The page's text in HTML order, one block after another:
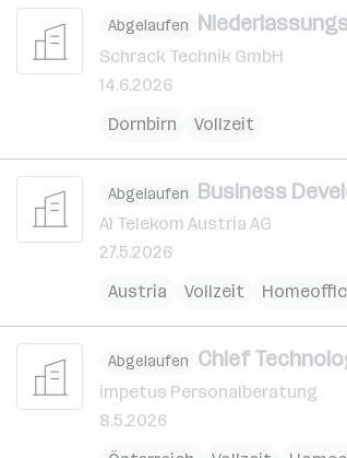
Abgelaufen
Schrack Technik GmbH
14.6.2026
Dornbirn
Vollzeit
Abgelaufen Business
A1 Telekom Austria AG
27.5.2026
Austria
Vollzeit
Abgelaufen Chief
impetus Personalberatung
8.5.2026